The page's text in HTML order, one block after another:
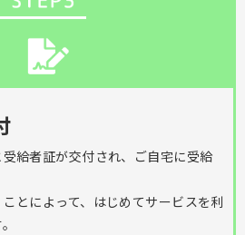
給者証が交付され、ご自宅に受給
とによって、はじめてサービスを利